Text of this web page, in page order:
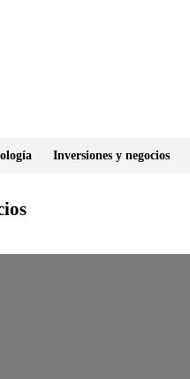
Inversiones y negocios